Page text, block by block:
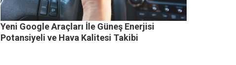
Yeni Google Araçları İle Güneş Enerjisi
Potansiyeli ve Hava Kalitesi Takibi